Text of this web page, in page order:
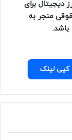
دیجیتال برای
منجر به
کپی لینک